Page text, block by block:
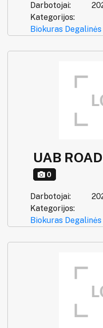
Darbotojai:
Kategorijos:
Biokuras Degalinės
UAB
0
Darbotojai:
Kategorijos:
Biokuras Degalinės